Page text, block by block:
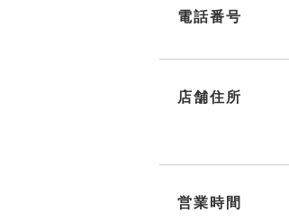
電話番号
店舗住所
営業時間